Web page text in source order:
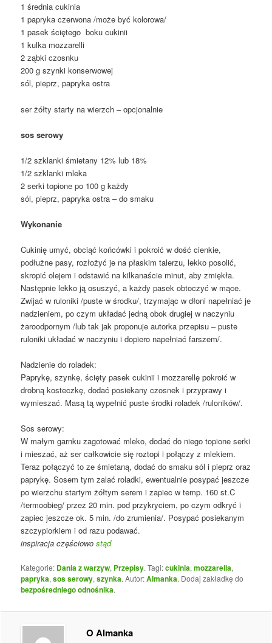
1 średnia cukinia
1 papryka czerwona /może być kolorowa/
1 pasek ściętego boku cukinii
1 kulka mozzarelli
2 ząbki czosnku
200 g szynki konserwowej
sól, pieprz, papryka ostra
ser żółty starty na wierzch – opcjonalnie
sos serowy
1/2 szklanki śmietany 12% lub 18%
1/2 szklanki mleka
2 serki topione po 100 g każdy
sól, pieprz, papryka ostra – do smaku
Wykonanie
Cukinię umyć, obciąć końcówki i pokroić w dość cienkie,
podłużne pasy, rozłożyć je na płaskim talerzu, lekko posolić,
skropić olejem i odstawić na kilkanaście minut, aby zmiękła.
Następnie lekko ją osuszyć, a każdy pasek obtoczyć w mące.
Zwijać w ruloniki /puste w środku/, trzymając w dłoni napełniać je
nadzieniem, po czym układać jedną obok drugiej w naczyniu
żaroodpornym /lub tak jak proponuje autorka przepisu – puste
ruloniki układać w naczyniu i dopiero napełniać farszem/.
Nadzienie do roladek:
Paprykę, szynkę, ścięty pasek cukinii i mozzarellę pokroić w
drobną kosteczkę, dodać posiekany czosnek i przyprawy i
wymieszać. Masą tą wypełnić puste środki roladek /ruloników/.
Sos serowy:
W małym garnku zagotować mleko, dodać do niego topione serki
i mieszać, aż ser całkowicie się roztopi i połączy z mlekiem.
Teraz połączyć to ze śmietaną, dodać do smaku sól i pieprz oraz
paprykę. Sosem tym zalać roladki, ewentualnie posypać jeszcze
po wierzchu startym żółtym serem i zapiec w temp. 160 st.C
/termoobieg/ przez 20 min. pod przykryciem, po czym odkryć i
zapiec jeszcze ok. 5 min. /do zrumienia/. Posypać posiekanym
szczypiorkiem i od razu podawać.
inspiracja częściowostąd
Kategorie: Dania z warzyw, Przepisy. Tagi:cukinia,mozzarella,
papryka,sos serowy,szynka. Autor:Almanka. Dodaj zakładkę do
bezpośredniego odnośnika.
O Almanka